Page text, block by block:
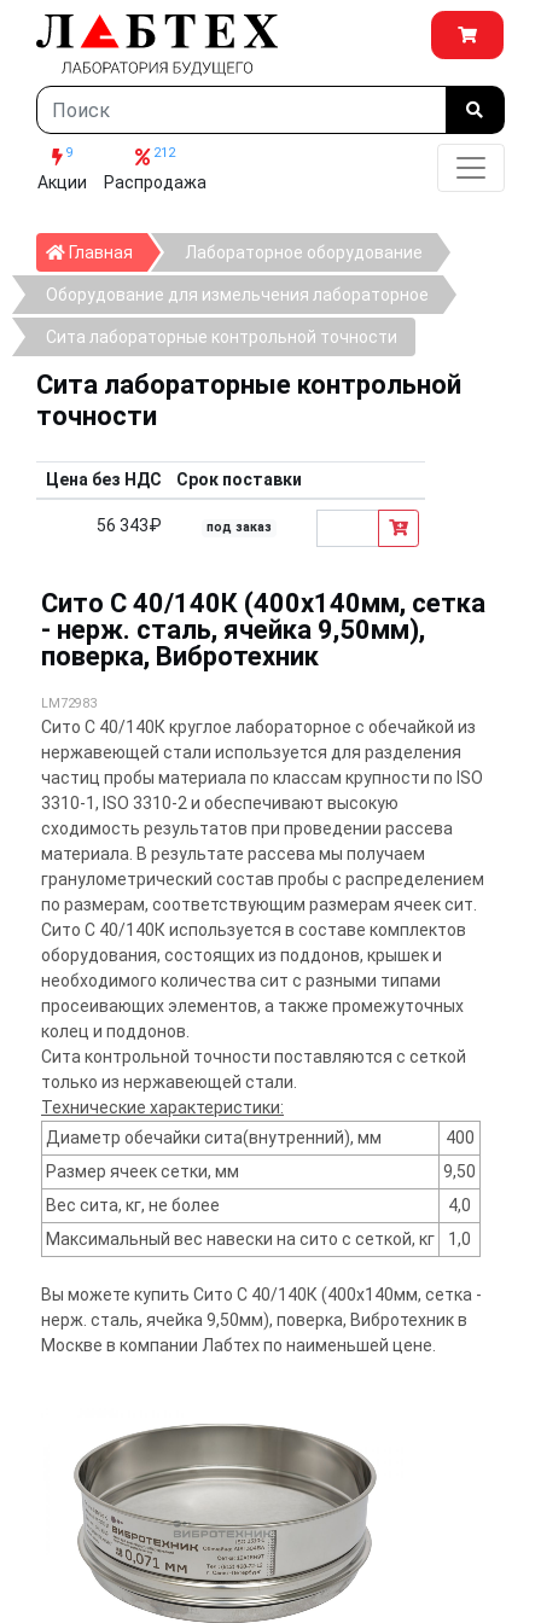
9
Акции
212
Распродажа
Главная ГлавнаяЛабораторное оборудование
Оборудование для измельчения лабораторное
Сита лабораторные контрольной точности
Сита лабораторные контрольной
точности
Цена без НДС Срок поставки
56 343₽ под заказ
Сито С 40/140К (400х140мм, сетка
- нерж. сталь, ячейка 9,50мм),
поверка, Вибротехник
LM72983
Сито С 40/140К круглое лабораторное с обечайкой из
нержавеющей стали используется для разделения
частиц пробы материала по классам крупности по ISO
3310-1, ISO 3310-2 и обеспечивают высокую
сходимость результатов при проведении рассева
материала. В результате рассева мы получаем
гранулометрический состав пробы с распределением
по размерам, соответствующим размерам ячеек сит.
Сито С 40/140К используется в составе комплектов
оборудования, состоящих из поддонов, крышек и
необходимого количества сит с разными типами
просеивающих элементов, а также промежуточных
колец и поддонов.
Сита контрольной точности поставляются с сеткой
только из нержавеющей стали.
Технические характеристики:
Диаметр обечайки сита(внутренний), мм
400
Размер ячеек сетки, мм
9,50
Вес сита, кг, не более
4,0
Максимальный вес навески на сито с сеткой, кг
1,0
Вы можете купить Сито С 40/140К (400х140мм, сетка -
нерж. сталь, ячейка 9,50мм), поверка, Вибротехник в
Москве в компании Лабтех по наименьшей цене.